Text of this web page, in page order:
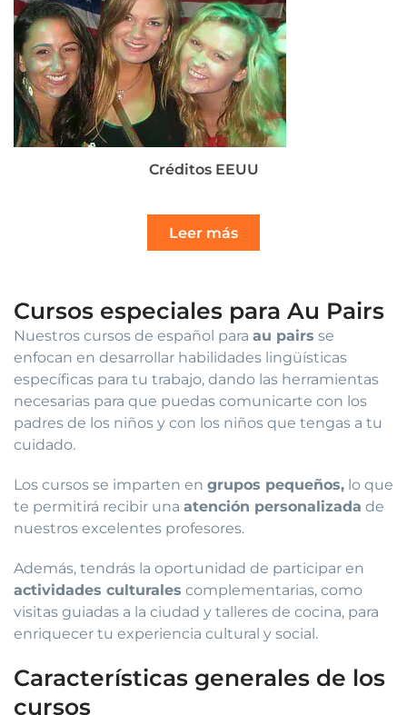
Créditos EEUU
Leer más
Cursos especiales para Au Pairs
Nuestros cursos de español para au pairs se
enfocan en desarrollar habilidades lingüísticas
específicas para tu trabajo, dando las herramientas
necesarias para que puedas comunicarte con los
padres de los niños y con los niños que tengas a tu
cuidado.
Los cursos se imparten en grupos pequeños, lo que
te permitirá recibir una atención personalizada de
nuestros excelentes profesores.
Además, tendrás la oportunidad de participar en
actividades culturales complementarias, como
visitas guiadas a la ciudad y talleres de cocina, para
enriquecer tu experiencia cultural y social.
Características generales de los
cursos